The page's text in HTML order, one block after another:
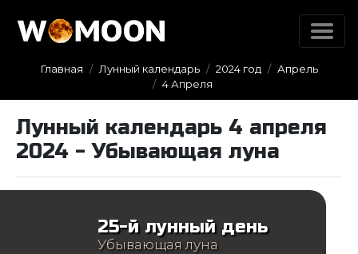
Главная Лунный календарь 2024 год
Апрель
4 Апреля
Лунный календарь 4 апреля
2024 - Убывающая луна
25-й лунный день
Убывающая луна